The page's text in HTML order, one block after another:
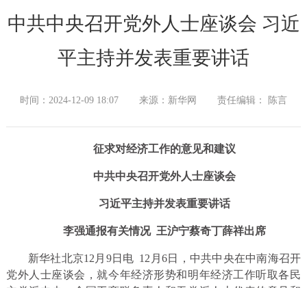
中共中央召开党外人士座谈会 习近
平主持并发表重要讲话
时间：2024-12-09 18:07 来源：新华网 责任编辑： 陈言
征求对经济工作的意见和建议
中共中央召开党外人士座谈会
习近平主持并发表重要讲话
李强通报有关情况 王沪宁蔡奇丁薛祥出席
新华社北京12月9日电 12月6日，中共中央在中南海召开
党外人士座谈会，就今年经济形势和明年经济工作听取各民